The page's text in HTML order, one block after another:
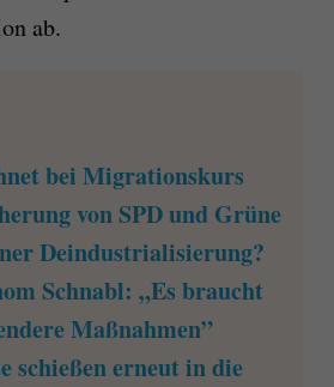
ab.
bei Migrationskurs
von SPD und Grüne
Deindustrialisierung?
Schnabl: „Es braucht
Maßnahmen”
schießen erneut in die